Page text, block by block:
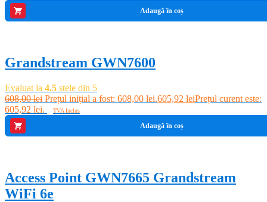
Adaugă în coș
Grandstream GWN7600
Evaluat la 4.5 stele din 5
608,00lei Prețul inițial a fost: 608,00 lei.605,92 leiPrețul curent este:
605,92 lei.
TVA Inclus
Adaugă în coș
Access Point GWN7665 Grandstream
WiFi 6e